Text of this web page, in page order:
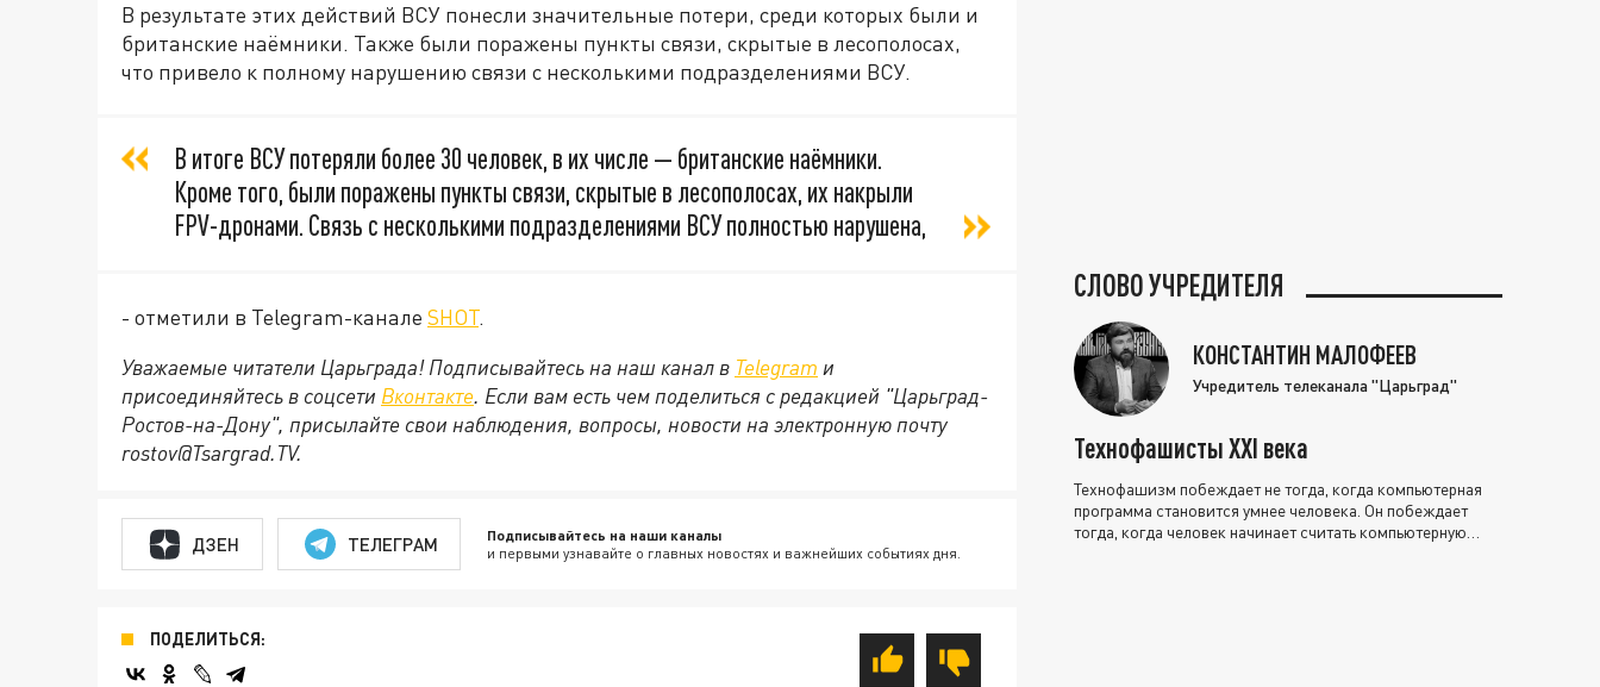
В результате этих действий ВСУ понесли значительные потери, среди которых были и
британские наёмники. Также были поражены пункты связи, скрытые в лесополосах,
что привело к полному нарушению связи с несколькими подразделениями ВСУ.
В итоге ВСУ потеряли более 30 человек, в их числе — британские наёмники.
Кроме того, были поражены пункты связи, скрытые в лесополосах, их накрыли
FPV-дронами. Связь с несколькими подразделениями ВСУ полностью нарушена,
- отметили в Telegram-канале SHOT.
Уважаемые читатели Царьграда! Подписывайтесь на наш канал в Telegram и
присоединяйтесь в соцсети Вконтакте. Если вам есть чем поделиться с редакцией "Царьград-
Ростов-на-Дону", присылайте свои наблюдения, вопросы, новости на электронную почту
rostov@Tsargrad.ТV.
ДЗЕН ТЕЛЕГРАМ Подписывайтесь на наши каналы
и первыми узнавайте о главных новостях и важнейших событиях дня.
ПОДЕЛИТЬСЯ:
СЛОВО УЧРЕДИТЕЛЯ
КОНСТАНТИН МАЛОФЕЕВ
Учредитель телеканала "Царьград"
Технофашисты XXI века
Технофашизм побеждает не тогда, когда компьютерная
программа становится умнее человека. Он побеждает
тогда, когда человек начинает считать компьютерную